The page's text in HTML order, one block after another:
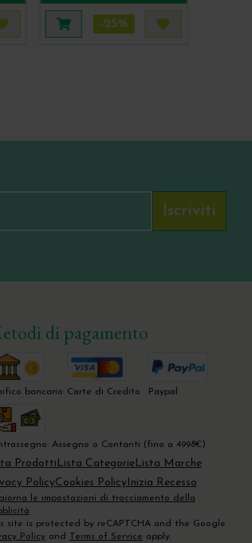
Acquista più tardiAggiungi al carrello
-25%
Acquista più
Iscriviti
di pagamento
bancario Carte di Credito Paypal
Assegno o Contanti (fino a 4998€)
Prodotti Lista Categorie Lista Marche
PolicyCookies Policy Inizia Recesso
le impostazioni di tracciamento della
site is protected by reCAPTCHA and the Google
Policy and Terms of Service apply.